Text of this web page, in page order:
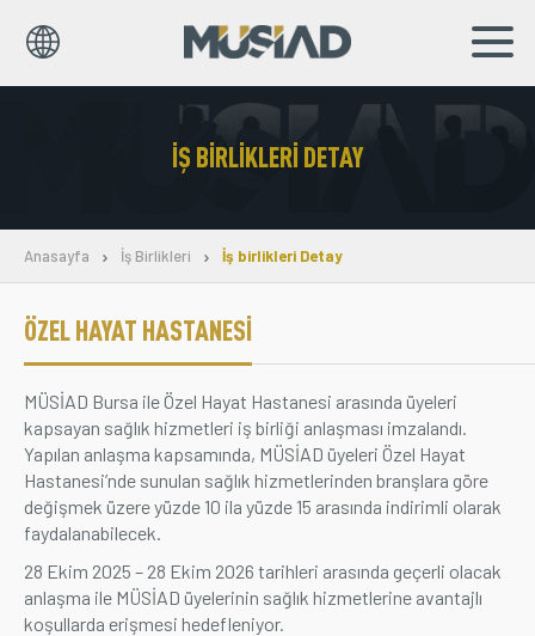
TR
EN
Sosyal Sorumluluk
Bilgi Merkezi
İş Birlikleri
Üyelik
İŞ BIRLIKLERI DETAY
Anasayfa İş Birlikleri İş birlikleri Detay
ÖZEL HAYAT HASTANESI
MÜSİAD Bursa ile Özel Hayat Hastanesi arasında üyeleri
kapsayan sağlık hizmetleri iş birliği anlaşması imzalandı.
Yapılan anlaşma kapsamında, MÜSİAD üyeleri Özel Hayat
Hastanesi’nde sunulan sağlık hizmetlerinden branşlara göre
değişmek üzere yüzde 10 ila yüzde 15 arasında indirimli olarak
faydalanabilecek.
28 Ekim 2025 – 28 Ekim 2026 tarihleri arasında geçerli olacak
anlaşma ile MÜSİAD üyelerinin sağlık hizmetlerine avantajlı
koşullarda erişmesi hedefleniyor.